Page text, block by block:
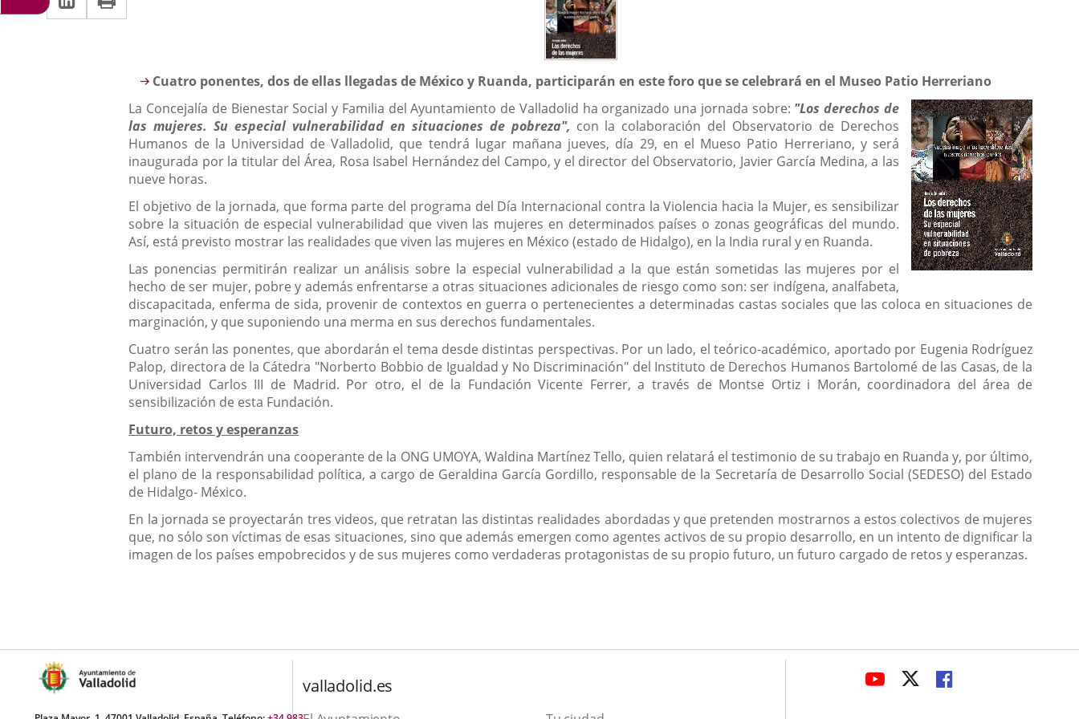
aplicación
a
aplicación
externa.
Descripción
Cuatro ponentes, dos de ellas llegadas de México y Ruanda, participarán en este foro que se celebrará en el Museo Patio Herreriano
La Concejalía de Bienestar Social y Familia del Ayuntamiento de Valladolid ha organizado una jornada sobre: "Los derechos de
las mujeres. Su especial vulnerabilidad en situaciones de pobreza", con la colaboración del Observatorio de Derechos
Humanos de la Universidad de Valladolid, que tendrá lugar mañana jueves, día 29, en el Mueso Patio Herreriano, y será
inaugurada por la titular del Área, Rosa Isabel Hernández del Campo, y el director del Observatorio, Javier García Medina, a las
nueve horas.
El objetivo de la jornada, que forma parte del programa del Día Internacional contra la Violencia hacia la Mujer, es sensibilizar
sobre la situación de especial vulnerabilidad que viven las mujeres en determinados países o zonas geográficas del mundo.
Así, está previsto mostrar las realidades que viven las mujeres en México (estado de Hidalgo), en la India rural y en Ruanda.
Las ponencias permitirán realizar un análisis sobre la especial vulnerabilidad a la que están sometidas las mujeres por el
hecho de ser mujer, pobre y además enfrentarse a otras situaciones adicionales de riesgo como son: ser indígena, analfabeta,
discapacitada, enferma de sida, provenir de contextos en guerra o pertenecientes a determinadas castas sociales que las coloca en situaciones de
marginación, y que suponiendo una merma en sus derechos fundamentales.
Cuatro serán las ponentes, que abordarán el tema desde distintas perspectivas. Por un lado, el teórico-académico, aportado por Eugenia Rodríguez
Palop, directora de la Cátedra "Norberto Bobbio de Igualdad y No Discriminación" del Instituto de Derechos Humanos Bartolomé de las Casas, de la
Universidad Carlos III de Madrid. Por otro, el de la Fundación Vicente Ferrer, a través de Montse Ortiz i Morán, coordinadora del área de
sensibilización de esta Fundación.
Futuro, retos y esperanzas
También intervendrán una cooperante de la ONG UMOYA, Waldina Martínez Tello, quien relatará el testimonio de su trabajo en Ruanda y, por último,
el plano de la responsabilidad política, a cargo de Geraldina García Gordillo, responsable de la Secretaría de Desarrollo Social (SEDESO) del Estado
de Hidalgo- México.
En la jornada se proyectarán tres videos, que retratan las distintas realidades abordadas y que pretenden mostrarnos a estos colectivos de mujeres
que, no sólo son víctimas de esas situaciones, sino que además emergen como agentes activos de su propio desarrollo, en un intento de dignificar la
imagen de los países empobrecidos y de sus mujeres como verdaderas protagonistas de su propio futuro, un futuro cargado de retos y esperanzas.
valladolid.es
LINK
LINKLINK